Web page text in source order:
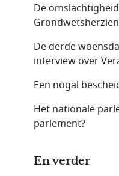
De
De derde
interview over
Een nogal
Het nationale
parlement?
En verder